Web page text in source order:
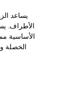
يساعد
الأطراف.
الأساسية
الخصلة